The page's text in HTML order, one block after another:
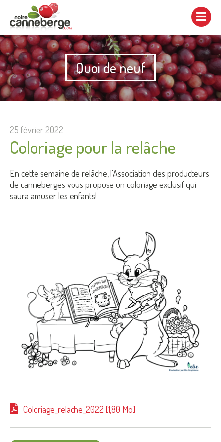
Afficher/cacher
navigation
Quoi de neuf
25 février 2022
Coloriage pour la relâche
En cette semaine de relâche, l'Association des producteurs
de canneberges vous propose un coloriage exclusif qui
saura amuser les enfants!
Coloriage_relache_2022 [1,80 Mo]